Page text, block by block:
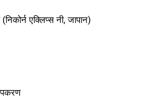
एक्लिप्स नी, जापान)